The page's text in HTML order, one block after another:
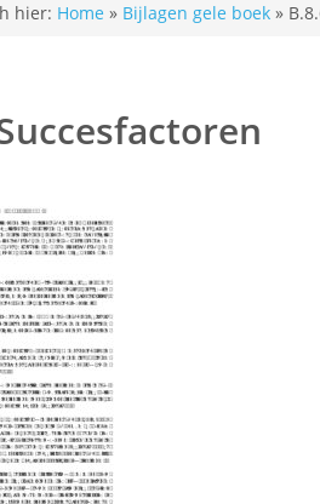
hier: Home » Bijlagen gele boek »